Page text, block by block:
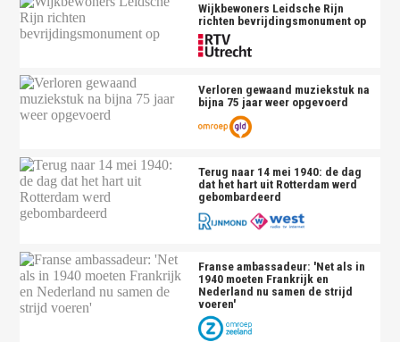
Wijkbewoners Leidsche Rijn
richten bevrijdingsmonument op
Verloren gewaand muziekstuk na
bijna 75 jaar weer opgevoerd
Terug naar 14 mei 1940: de dag
dat het hart uit Rotterdam werd
gebombardeerd
Franse ambassadeur: 'Net als in
1940 moeten Frankrijk en
Nederland nu samen de strijd
voeren'